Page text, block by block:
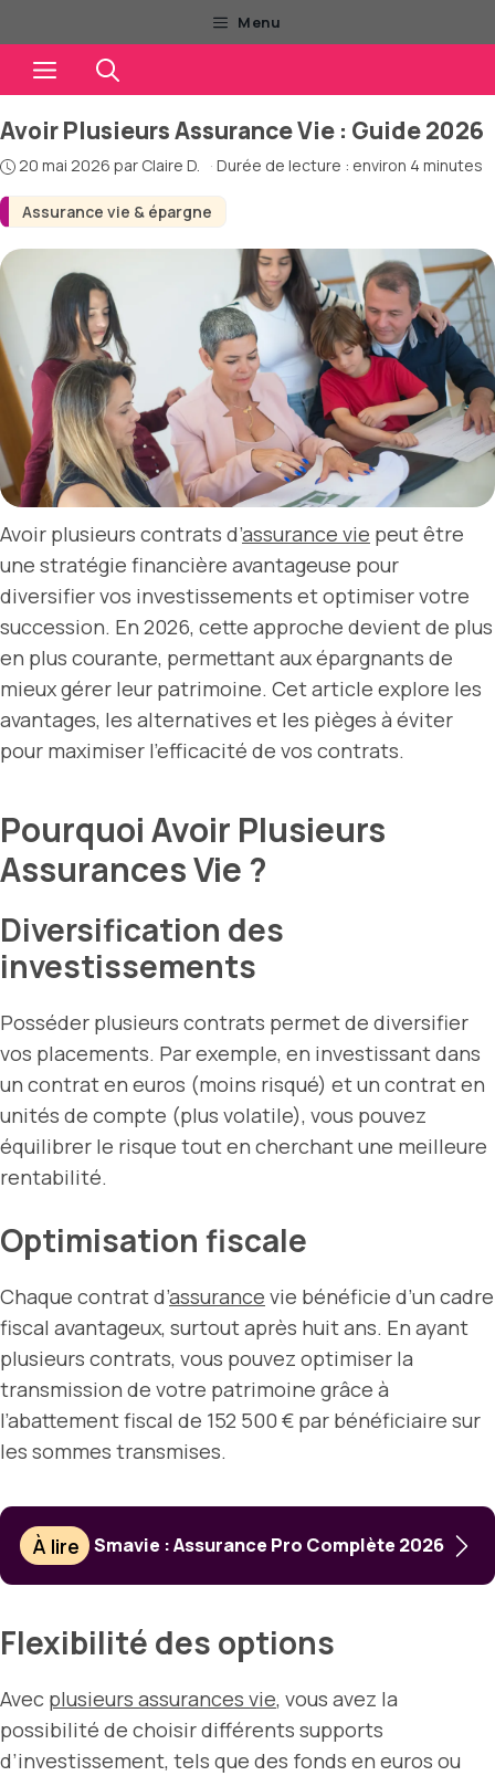
au
contenu
Menu
Menu
Assurance vie & épargne
Avoir Plusieurs Assurance Vie : Guide 2026
20 mai 2026 par Claire D. · Durée de lecture : environ 4 minutes
Avoir plusieurs contrats d’assurance vie peut être
une stratégie financière avantageuse pour
diversifier vos investissements et optimiser votre
succession. En 2026, cette approche devient de plus
en plus courante, permettant aux épargnants de
mieux gérer leur patrimoine. Cet article explore les
avantages, les alternatives et les pièges à éviter
pour maximiser l’efficacité de vos contrats.
Pourquoi Avoir Plusieurs
Assurances Vie ?
Diversification des
investissements
Posséder plusieurs contrats permet de diversifier
vos placements. Par exemple, en investissant dans
un contrat en euros (moins risqué) et un contrat en
unités de compte (plus volatile), vous pouvez
équilibrer le risque tout en cherchant une meilleure
rentabilité.
Optimisation fiscale
Chaque contrat d’assurance vie bénéficie d’un cadre
fiscal avantageux, surtout après huit ans. En ayant
plusieurs contrats, vous pouvez optimiser la
transmission de votre patrimoine grâce à
l’abattement fiscal de 152 500 € par bénéficiaire sur
les sommes transmises.
À lire Smavie : Assurance Pro Complète 2026
Flexibilité des options
Avec plusieurs assurances vie, vous avez la
possibilité de choisir différents supports
d’investissement, tels que des fonds en euros ou